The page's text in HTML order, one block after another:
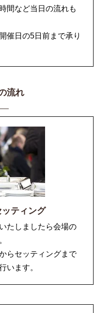
間など当日の流れも
催日の5日前まで承り
流れ
ティング
たしましたら会場の
らセッティングまで
います。